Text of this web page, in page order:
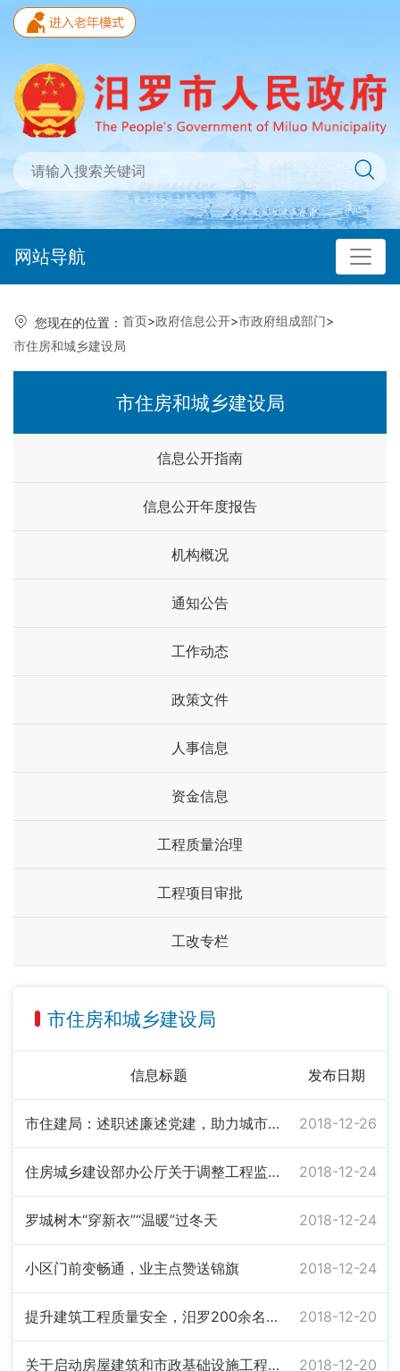
网站导航
您现在的位置： 首页>政府信息公开>市政府组成部门>
市住房和城乡建设局
市住房和城乡建设局
信息公开指南
信息公开年度报告
机构概况
通知公告
工作动态
政策文件
人事信息
资金信息
工程质量治理
工程项目审批
工改专栏
市住房和城乡建设局
信息标题 发布日期
市住建局：述职述廉述党建，助力城市建设管理实现大发展 2018-12-26
住房城乡建设部办公厅关于调整工程监理企业甲级资质标准注册人员指标的通知 2018-12-24
罗城树木“穿新衣”“温暖”过冬天 2018-12-24
小区门前变畅通，业主点赞送锦旗 2018-12-24
提升建筑工程质量安全，汨罗200余名施工管理人员赴湘阴“取经” 2018-12-20
关于启动房屋建筑和市政基础设施工程施工图“多审合一”“多图联审”的通知 2018-12-20